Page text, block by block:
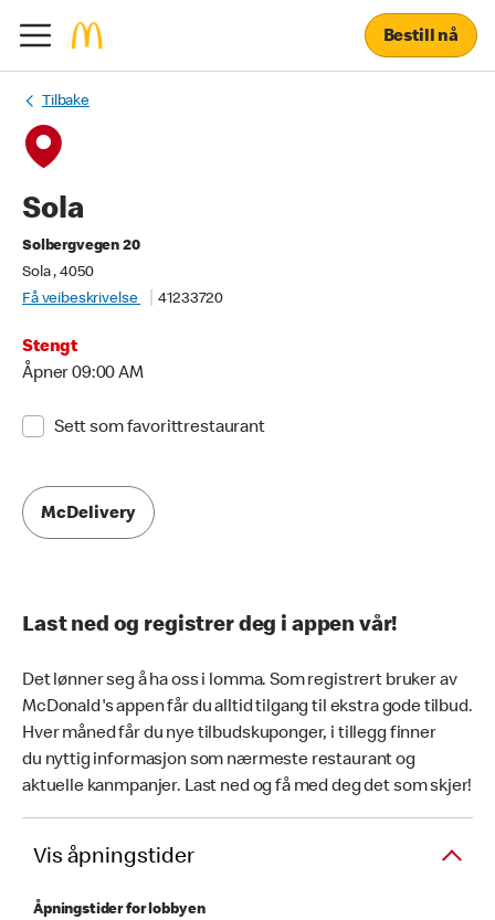
Bestill nå
Tilbake
Sola
Solbergvegen 20
Sola , 4050
Få veibeskrivelse
41233720
Stengt
Åpner 09:00 AM
Sett som favorittrestaurant
McDelivery
Last ned og registrer deg i appen vår!
Det lønner seg å ha oss i lomma. Som registrert bruker av
McDonald's appen får du alltid tilgang til ekstra gode tilbud.
Hver måned får du nye tilbudskuponger, i tillegg finner
du nyttig informasjon som nærmeste restaurant og
aktuelle kanmpanjer. Last ned og få med deg det som skjer!
Vis åpningstider
Åpningstider for lobbyen